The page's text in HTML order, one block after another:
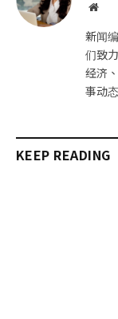
网
新闻
们致
经济
事动
KEEP READING